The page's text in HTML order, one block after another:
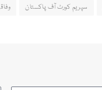
سپریم کورٹ آف پاکستان